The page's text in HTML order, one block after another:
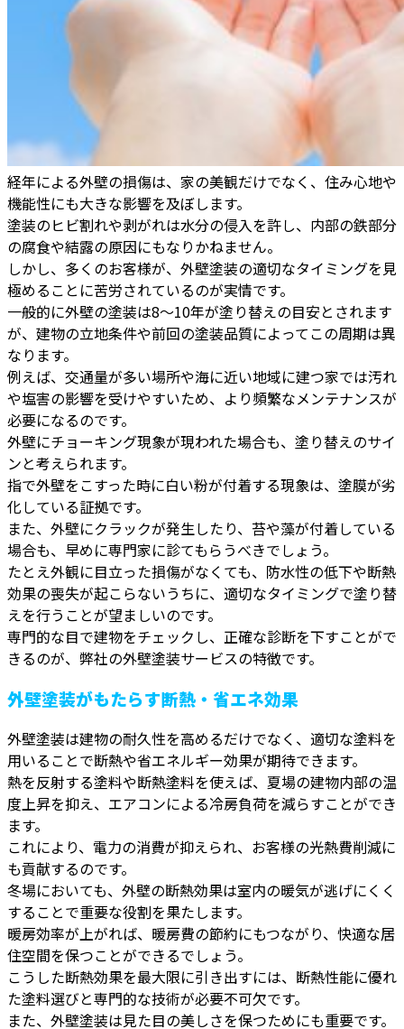
経年による外壁の損傷は、家の美観だけでなく、住み心地や
機能性にも大きな影響を及ぼします。
塗装のヒビ割れや剥がれは水分の侵入を許し、内部の鉄部分
の腐食や結露の原因にもなりかねません。
しかし、多くのお客様が、外壁塗装の適切なタイミングを見
極めることに苦労されているのが実情です。
一般的に外壁の塗装は8～10年が塗り替えの目安とされます
が、建物の立地条件や前回の塗装品質によってこの周期は異
なります。
例えば、交通量が多い場所や海に近い地域に建つ家では汚れ
や塩害の影響を受けやすいため、より頻繁なメンテナンスが
必要になるのです。
外壁にチョーキング現象が現われた場合も、塗り替えのサイ
ンと考えられます。
指で外壁をこすった時に白い粉が付着する現象は、塗膜が劣
化している証拠です。
また、外壁にクラックが発生したり、苔や藻が付着している
場合も、早めに専門家に診てもらうべきでしょう。
たとえ外観に目立った損傷がなくても、防水性の低下や断熱
効果の喪失が起こらないうちに、適切なタイミングで塗り替
えを行うことが望ましいのです。
専門的な目で建物をチェックし、正確な診断を下すことがで
きるのが、弊社の外壁塗装サービスの特徴です。
外壁塗装がもたらす断熱・省エネ効果
外壁塗装は建物の耐久性を高めるだけでなく、適切な塗料を
用いることで断熱や省エネルギー効果が期待できます。
熱を反射する塗料や断熱塗料を使えば、夏場の建物内部の温
度上昇を抑え、エアコンによる冷房負荷を減らすことができ
ます。
これにより、電力の消費が抑えられ、お客様の光熱費削減に
も貢献するのです。
冬場においても、外壁の断熱効果は室内の暖気が逃げにくく
することで重要な役割を果たします。
暖房効率が上がれば、暖房費の節約にもつながり、快適な居
住空間を保つことができるでしょう。
こうした断熱効果を最大限に引き出すには、断熱性能に優れ
た塗料選びと専門的な技術が必要不可欠です。
また、外壁塗装は見た目の美しさを保つためにも重要です。